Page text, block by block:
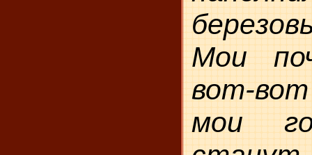
Мои
вот-
мои